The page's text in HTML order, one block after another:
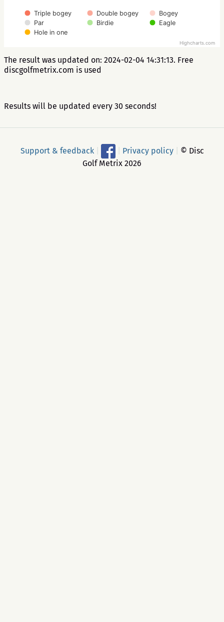
Triple bogey Double bogey
Bogey
Par
Birdie
Eagle
Hole in one
Highcharts.com
The result was updated on: 2024-02-04 14:31:13. Free
discgolfmetrix.com is used
Results will be updated every 30 seconds!
Support & feedback Privacy policy
© Disc
Golf Metrix 2026